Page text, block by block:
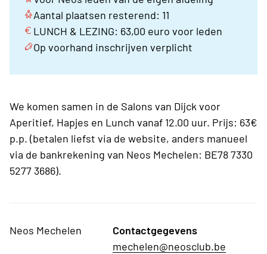
Aantal plaatsen resterend: 11
LUNCH & LEZING: 63,00 euro voor leden
Op voorhand inschrijven verplicht
We komen samen in de Salons van Dijck voor
Aperitief, Hapjes en Lunch vanaf 12.00 uur. Prijs: 63€
p.p. (betalen liefst via de website, anders manueel
via de bankrekening van Neos Mechelen: BE78 7330
5277 3686).
Neos Mechelen
Contactgegevens
mechelen@neosclub.be